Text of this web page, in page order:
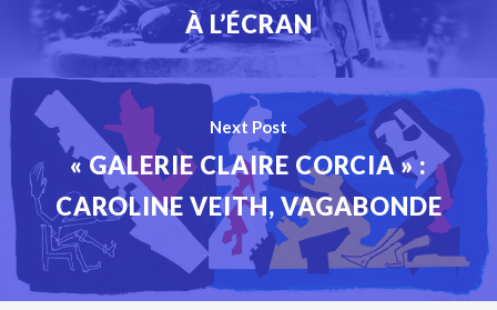
À L’ÉCRAN
Next Post
« GALERIE CLAIRE CORCIA » :
CAROLINE VEITH, VAGABONDE